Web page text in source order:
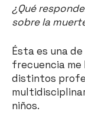
¿Qué
sobre la
Ésta es una
frecuencia me
distintos
niños.